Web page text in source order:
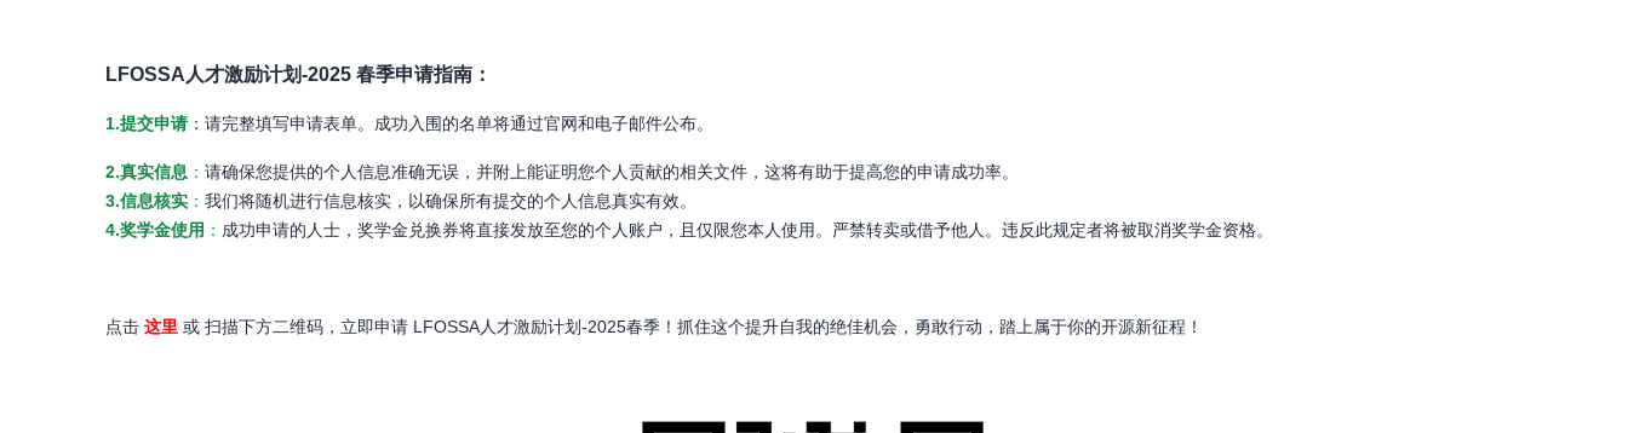
LFOSSA人才激励计划-2025 春季申请指南：
1.提交申请：请完整填写申请表单。成功入围的名单将通过官网和电子邮件公布。
2.真实信息 ： 请确保您提供的个人信息准确无误，并附上能证明您个人贡献的相关文件，这将有助于提高您的申请成功率。
3.信息核实 ： 我们将随机进行信息核实，以确保所有提交的个人信息真实有效。
4.奖学金使用 ： 成功申请的人士，奖学金兑换券将直接发放至您的个人账户，且仅限您本人使用。严禁转卖或借予他人。违反此规定者将被取消奖学金资格。
点击 这里 或 扫描下方二维码，立即申请 LFOSSA人才激励计划-2025春季！抓住这个提升自我的绝佳机会，勇敢行动，踏上属于你的开源新征程！